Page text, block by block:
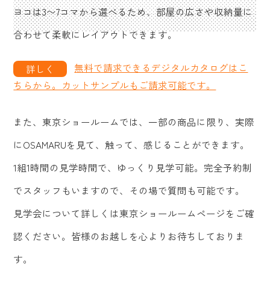
ヨコは3〜7コマから選べるため、部屋の広さや収納量に
合わせて柔軟にレイアウトできます。
無料で請求できるデジタルカタログはこ
ちらから。カットサンプルもご請求可能です。
また、東京ショールームでは、一部の商品に限り、実際
にOSAMARUを見て、触って、感じることができます。
1組1時間の見学時間で、ゆっくり見学可能。完全予約制
でスタッフもいますので、その場で質問も可能です。
見学会について詳しくは東京ショールームページをご確
認ください。皆様のお越しを心よりお待ちしておりま
す。